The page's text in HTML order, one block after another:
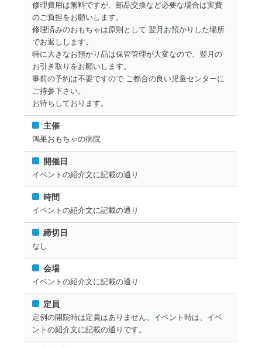
修理費用は無料ですが、部品交換など必要な場合は実費
のご負担をお願いします。
修理済みのおもちゃは原則として 翌月お預かりした場所
でお返しします。
特に大きなお預かり品は保管管理が大変なので、翌月の
お引き取りをお願いします。
事前の予約は不要ですので ご都合の良い児童センターに
ご持参下さい。
お待ちしております。
主催
鴻巣おもちゃの病院
開催日
イベントの紹介文に記載の通り
時間
イベントの紹介文に記載の通り
締切日
なし
会場
イベントの紹介文に記載の通り
定員
定例の開院時は定員はありません。イベント時は、イベ
ントの紹介文に記載の通りです。